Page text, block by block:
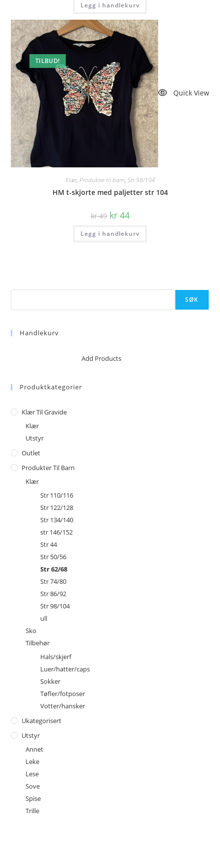
kr 41. kr 38.
Legg i handlekurv
TILBUD!
Quick View
Klær, Produkter til barn, Str 98/104
HM t-skjorte med paljetter str 104
kr49 Opprinnelig
pris
var:
kr 49.
kr44pris
er:
kr 44.
Legg i handlekurv
SØK
Handlekurv
No products in the cart.Add Products
Produktkategorier
Klær Til Gravide
Klær
Utstyr
Outlet
Produkter Til Barn
Klær
Str 110/116
Str 122/128
Str 134/140
str 146/152
Str 44
Str 50/56
Str 62/68
Str 74/80
Str 86/92
Str 98/104
ull
Sko
Tilbehør
Hals/skjerf
Luer/hatter/caps
Sokker
Tøfler/fotposer
Votter/hansker
Ukategorisert
Utstyr
Annet
Leke
Lese
Sove
Spise
Trille